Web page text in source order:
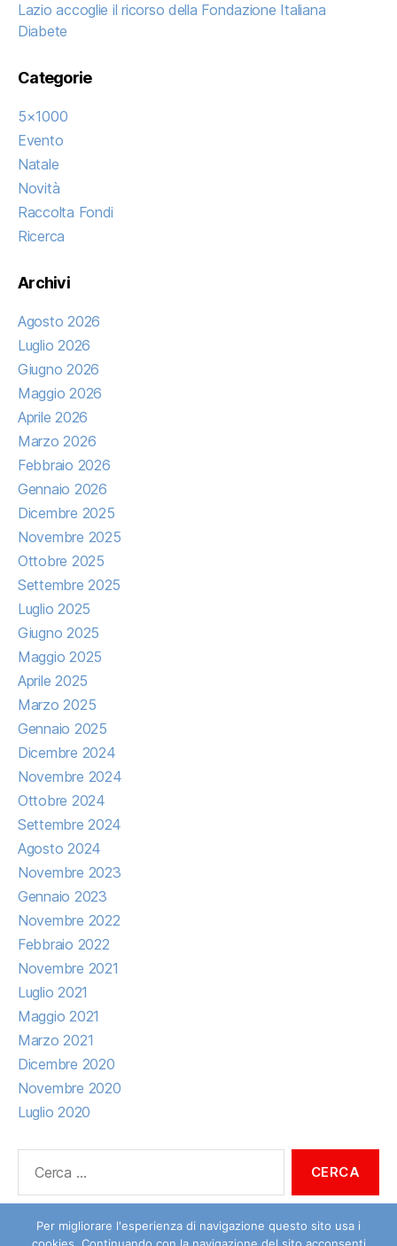
Lazio accoglie il ricorso della Fondazione Italiana
Diabete
Categorie
5×1000
Evento
Natale
Novità
Raccolta Fondi
Ricerca
Archivi
Agosto 2026
Luglio 2026
Giugno 2026
Maggio 2026
Aprile 2026
Marzo 2026
Febbraio 2026
Gennaio 2026
Dicembre 2025
Novembre 2025
Ottobre 2025
Settembre 2025
Luglio 2025
Giugno 2025
Maggio 2025
Aprile 2025
Marzo 2025
Gennaio 2025
Dicembre 2024
Novembre 2024
Ottobre 2024
Settembre 2024
Agosto 2024
Novembre 2023
Gennaio 2023
Novembre 2022
Febbraio 2022
Novembre 2021
Luglio 2021
Maggio 2021
Marzo 2021
Dicembre 2020
Novembre 2020
Luglio 2020
Per migliorare l'esperienza di navigazione questo sito usa i